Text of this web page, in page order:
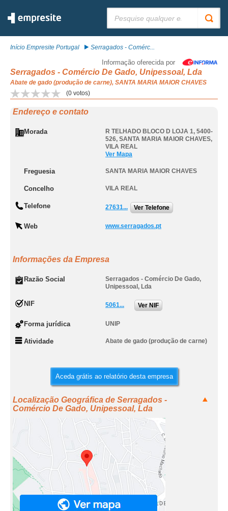
Início Empresite Portugal Serragados - Comérc...
Informação oferecida por
Serragados - Comércio De Gado, Unipessoal, Lda
Abate de gado (produção de carne), SANTA MARIA MAIOR CHAVES
(0 votos)
Endereço e contato
Morada
R TELHADO BLOCO D LOJA 1, 5400-
526, SANTA MARIA MAIOR CHAVES,
VILA REAL
Ver Mapa
Freguesia SANTA MARIA MAIOR CHAVES
Concelho VILA REAL
Telefone 27631... Ver Telefone
Web www.serragados.pt
Informações da Empresa
Razão Social
Serragados - Comércio De Gado,
Unipessoal, Lda
NIF 5061... Ver NIF
Forma jurídica UNIP
Atividade Abate de gado (produção de carne)
Aceda grátis ao relatório desta empresa
Localização Geográfica de Serragados -
Comércio De Gado, Unipessoal, Lda